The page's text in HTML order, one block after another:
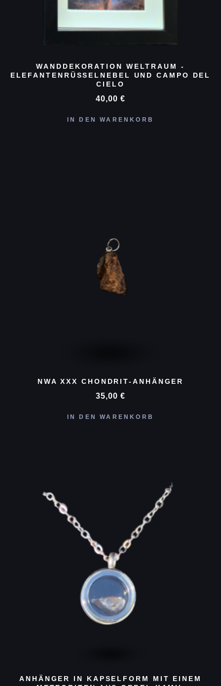
WANDDEKORATION WELTRAUM -
ELEFANTENRÜSSELNEBEL UND CAMPO DEL
CIELO
40,00 €
IN DEN WARENKORB
NWA XXX CHONDRIT-ANHÄNGER
35,00 €
IN DEN WARENKORB
ANHÄNGER IN KAPSELFORM MIT EINEM